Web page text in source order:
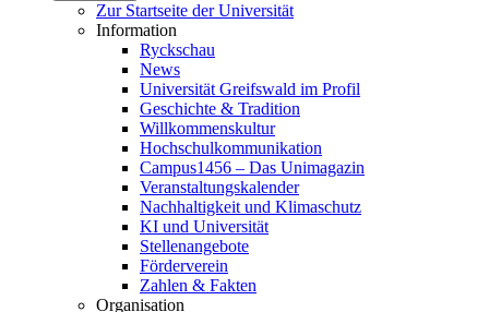
Zur Startseite der Universität
Information
Ryckschau
News
Universität Greifswald im Profil
Geschichte & Tradition
Willkommenskultur
Hochschulkommunikation
Campus1456 – Das Unimagazin
Veranstaltungskalender
Nachhaltigkeit und Klimaschutz
KI und Universität
Stellenangebote
Förderverein
Zahlen & Fakten
Organisation